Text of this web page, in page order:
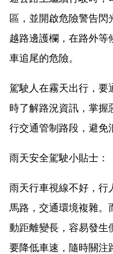
區，並開啟危險警告閃
越路邊護欄，在路外等
車追尾的危險。
駕駛人在霧天出行，要
時了解路況資訊，掌握
行交通管制路段，避免
雨天安全駕駛小貼士：
雨天行車視線不好，行
馬路，交通環境複雜。
動距離變長，容易發生
要降低車速，隨時關注